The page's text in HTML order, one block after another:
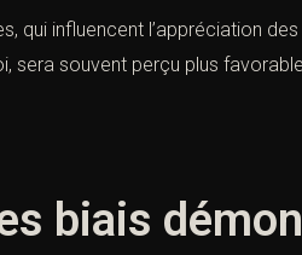
influencent l’appréciation
sera souvent perçu plus
biais